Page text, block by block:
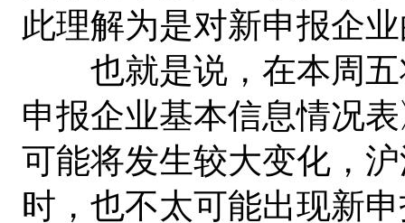
此理解为是对新申报企
也就是说，在本周五
申报企业基本信息情况
可能将发生较大变化，
时，也不太可能出现新